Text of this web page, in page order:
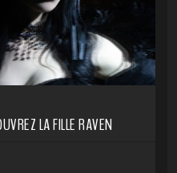
LA FILLE RAVEN